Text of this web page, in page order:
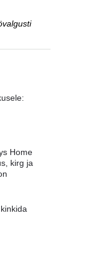
Home
kirg ja